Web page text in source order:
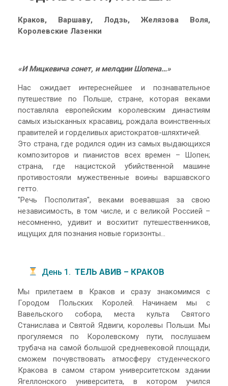
Краков, Варшаву, Лодзь, Желязова Воля,
Королевские Лазенки
«И Мицкевича сонет, и мелодии Шопена…»
Нас ожидает интереснейшее и познавательное
путешествие по Польше, стране, которая веками
поставляла европейским королевским династиям
самых изысканных красавиц, рождала воинственных
правителей и горделивых аристократов-шляхтичей.
Это страна, где родился один из самых выдающихся
композиторов и пианистов всех времен – Шопен;
страна, где нацистской убийственной машине
противостояли мужественные воины варшавского
гетто.
"Речь Посполитая", веками воевавшая за свою
независимость, в том числе, и с великой Россией –
несомненно, удивит и восхитит путешественников,
ищущих для познания новые горизонты...
День 1. ТЕЛЬ АВИВ – КРАКОВ
Мы прилетаем в Краков и сразу знакомимся с
Городом Польских Королей. Начинаем мы с
Вавельского собора, места культа Святого
Станислава и Святой Ядвиги, королевы Польши. Мы
прогуляемся по Королевскому пути, послушаем
трубача на самой большой средневековой площади,
сможем почувствовать атмосферу студенческого
Кракова в самом старом университетском здании
Ягеллонского университета, в котором учился